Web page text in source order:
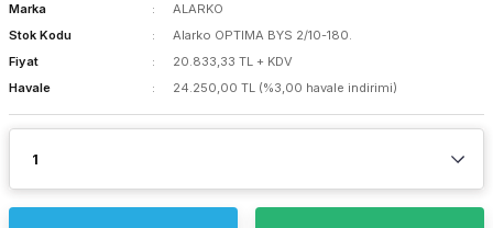
Marka
ALARKO
Stok Kodu
Alarko OPTIMA BYS 2/10-180.
Fiyat
20.833,33 TL + KDV
Havale
24.250,00 TL (%3,00 havale indirimi)